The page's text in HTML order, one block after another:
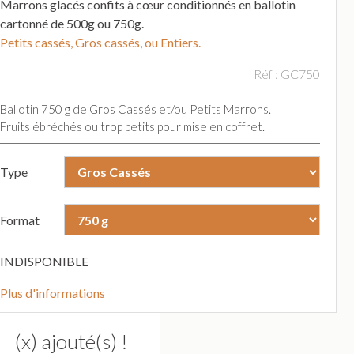
Marrons glacés confits à cœur conditionnés en ballotin
cartonné de 500g ou 750g.
Petits cassés, Gros cassés, ou Entiers.
Réf : GC750
Ballotin 750 g de Gros Cassés et/ou Petits Marrons.
Fruits ébréchés ou trop petits pour mise en coffret.
Type
Format
INDISPONIBLE
Plus d'informations
(x) ajouté(s) !